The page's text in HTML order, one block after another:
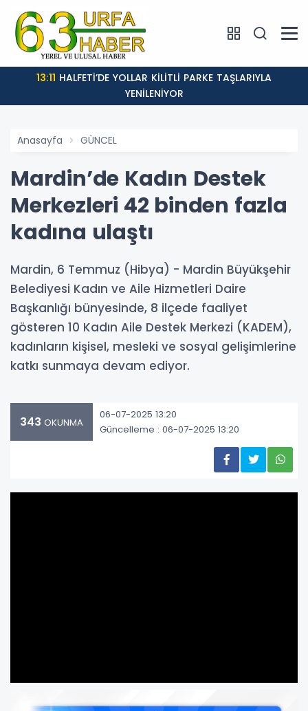
13:11
YENİLENİYOR
Anasayfa GÜNCEL
Mardin’de Kadın Destek
Merkezleri 42 binden fazla
kadına ulaştı
Mardin, 6 Temmuz (Hibya) - Mardin Büyükşehir
Belediyesi Kadın ve Aile Hizmetleri Daire
Başkanlığı bünyesinde, 8 ilçede faaliyet
gösteren 10 Kadın Aile Destek Merkezi (KADEM),
kadınların kişisel, mesleki ve sosyal gelişimlerine
katkı sunmaya devam ediyor.
343 OKUNMA
06-07-2025 13:20
Güncelleme : 06-07-2025 13:20